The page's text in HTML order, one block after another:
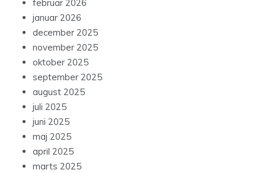
februar 2026
januar 2026
december 2025
november 2025
oktober 2025
september 2025
august 2025
juli 2025
juni 2025
maj 2025
april 2025
marts 2025